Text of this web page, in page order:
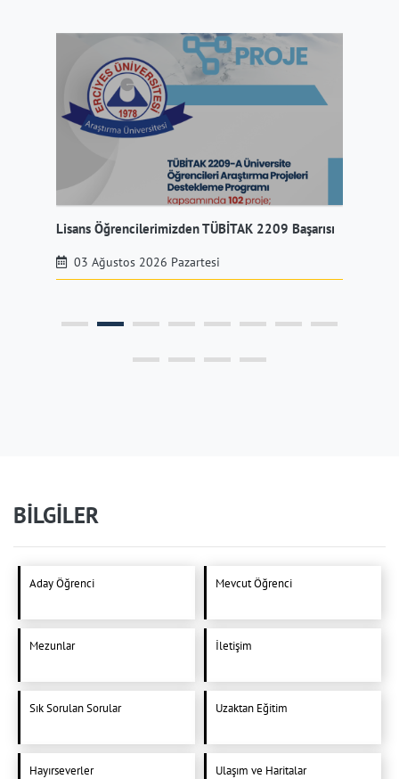
Lisans Öğrencilerimizden TÜBİTAK 2209 Başarısı
03 Ağustos 2026 Pazartesi
BİLGİLER
Aday Öğrenci Mevcut Öğrenci
Mezunlar İletişim
Sık Sorulan Sorular Uzaktan Eğitim
Hayırseverler Ulaşım ve Haritalar